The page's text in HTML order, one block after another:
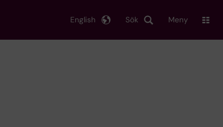
Sök
English Meny